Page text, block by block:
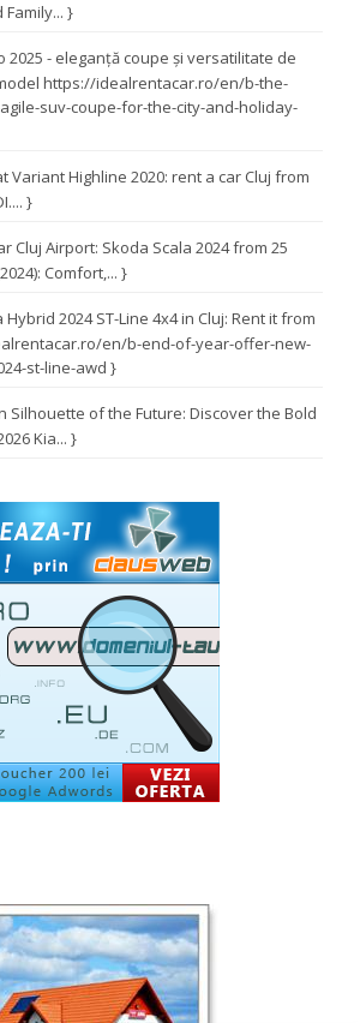
}
2025 - eleganță coupe și versatilitate de
https://idealrentacar.ro/en/b-the-
suv-coupe-for-the-city-and-holiday-
Variant Highline 2020: rent a car Cluj from
}
Cluj Airport: Skoda Scala 2024 from 25
Comfort,... }
Hybrid 2024 ST-Line 4x4 in Cluj: Rent it from
en/b-end-of-year-offer-new-
st-line-awd }
Silhouette of the Future: Discover the Bold
Kia... }